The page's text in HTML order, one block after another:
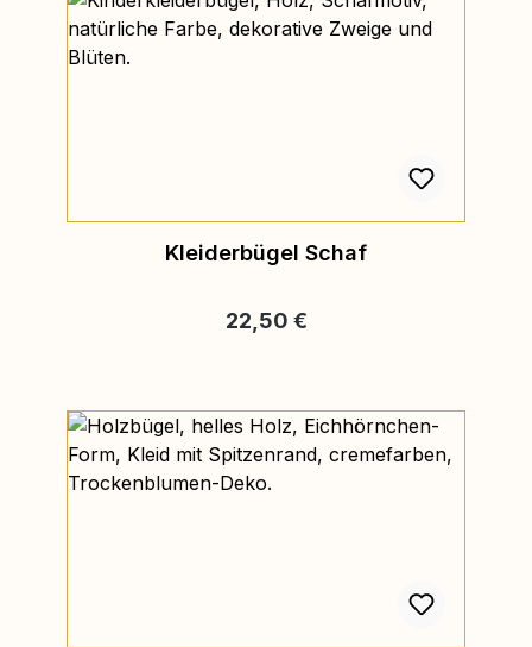
Kleiderbügel Schaf
Regulärer Preis:
22,50 €